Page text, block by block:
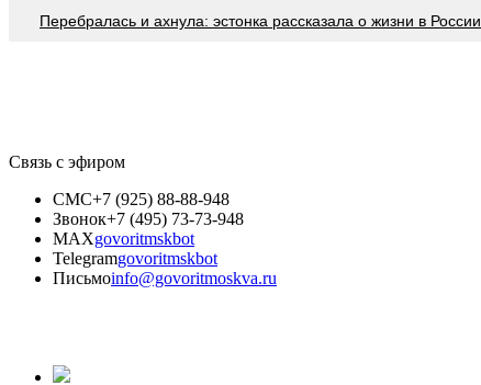
Перебралась и ахнула: эстонка рассказала о жизни в России
Связь с эфиром
СМС+7 (925) 88-88-948
Звонок+7 (495) 73-73-948
MAXgovoritmskbot
Telegramgovoritmskbot
Письмоinfo@govoritmoskva.ru